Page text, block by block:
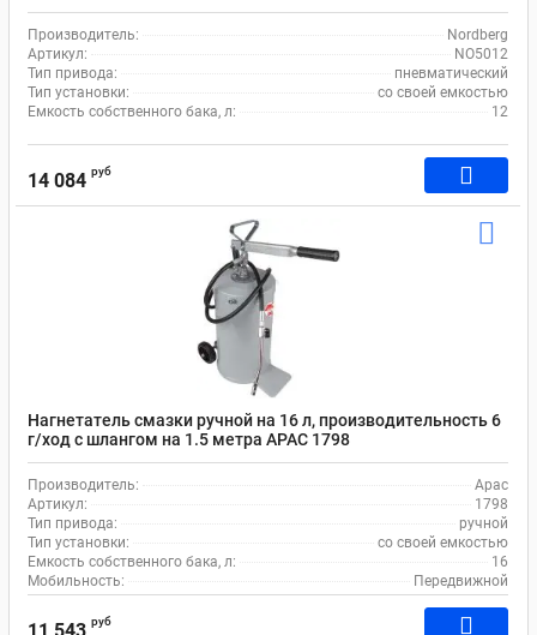
Производитель:
Nordberg
Артикул:
NO5012
Тип привода:
пневматический
Тип установки:
со своей емкостью
Емкость собственного бака, л:
12
14 084 руб
Нагнетатель смазки ручной на 16 л, производительность 6
г/ход с шлангом на 1.5 метра APAC 1798
Производитель:
Apac
Артикул:
1798
Тип привода:
ручной
Тип установки:
со своей емкостью
Емкость собственного бака, л:
16
Мобильность:
Передвижной
руб